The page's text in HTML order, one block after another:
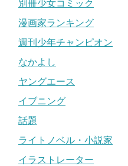
別冊少女コミック
漫画家ランキング
週刊少年チャンピオン
なかよし
ヤングエース
イブニング
話題
ライトノベル・小説家
イラストレーター